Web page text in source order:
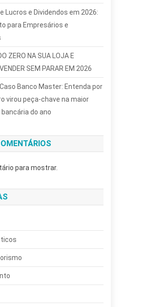
Lucros e Dividendos em 2026:
para Empresários e
ZERO NA SUA LOJA E
SEM PARAR EM 2026
Banco Master: Entenda por
virou peça-chave na maior
do ano
para mostrar.